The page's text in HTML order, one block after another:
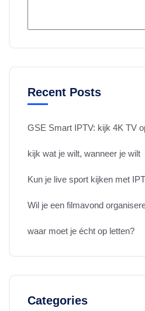
Recent Posts
GSE Smart IPTV: kijk 4K TV
kijk wat je wilt, wanneer je wilt
Kun je live sport kijken met
Wil je een filmavond
waar moet je écht op letten?
Categories